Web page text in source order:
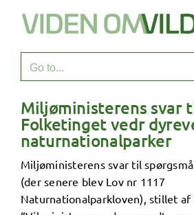
Go to...
Miljøministerens svar
Folketinget vedr
naturnationalparker
Miljøministerens svar til
(der senere blev Lov nr 1117
Naturnationalparkloven), stillet af